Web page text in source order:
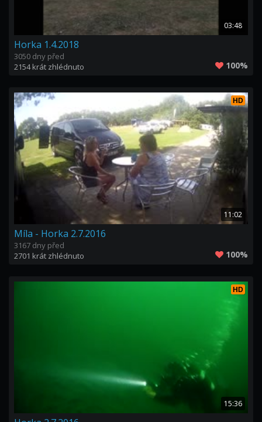
03:48
Horka 1.4.2018
3050 dny před
2154 krát zhlédnuto
100%
HD
11:02
Míla - Horka 2.7.2016
3167 dny před
2701 krát zhlédnuto
100%
HD
15:36